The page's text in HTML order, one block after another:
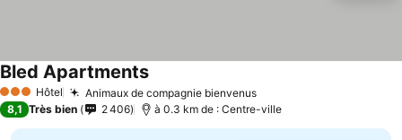
3 ÉtoilesHôtel Animaux de compagnie bienvenus
Bled Apartments
8,1 Très bien 2 406 à 0.3 km de : Centre-ville